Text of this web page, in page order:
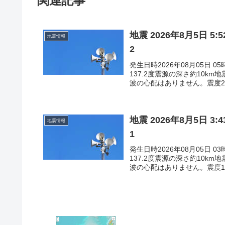
地震情報
地震 2026年8月5日
2
発生日時2026年08月05日 05
137.2度震源の深さ約10km地
波の心配はありません。震度
地震情報
地震 2026年8月5日
1
発生日時2026年08月05日 03
137.2度震源の深さ約10km地
波の心配はありません。震度